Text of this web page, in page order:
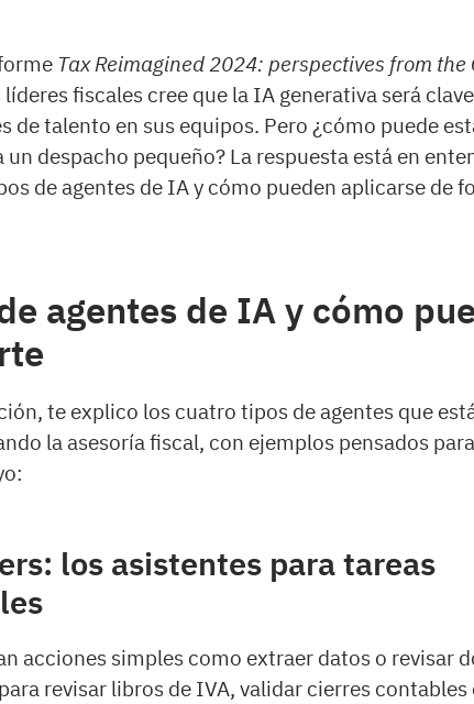
Tax Reimagined 2024: perspectives from the
líderes fiscales cree que la IA generativa será
de talento en sus equipos. Pero ¿cómo puede
un despacho pequeño? La respuesta está en
de agentes de IA y cómo pueden aplicarse de
agentes de IA y cómo
te explico los cuatro tipos de agentes que
la asesoría fiscal, con ejemplos pensados
los asistentes para tareas
acciones simples como extraer datos o revisar
revisar libros de IVA, validar cierres contables